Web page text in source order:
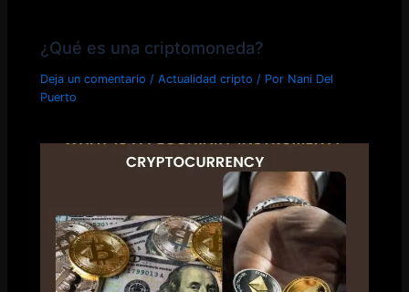
¿Qué es una criptomoneda?
Deja un comentario /Actualidad cripto / Por Nani Del
Puerto